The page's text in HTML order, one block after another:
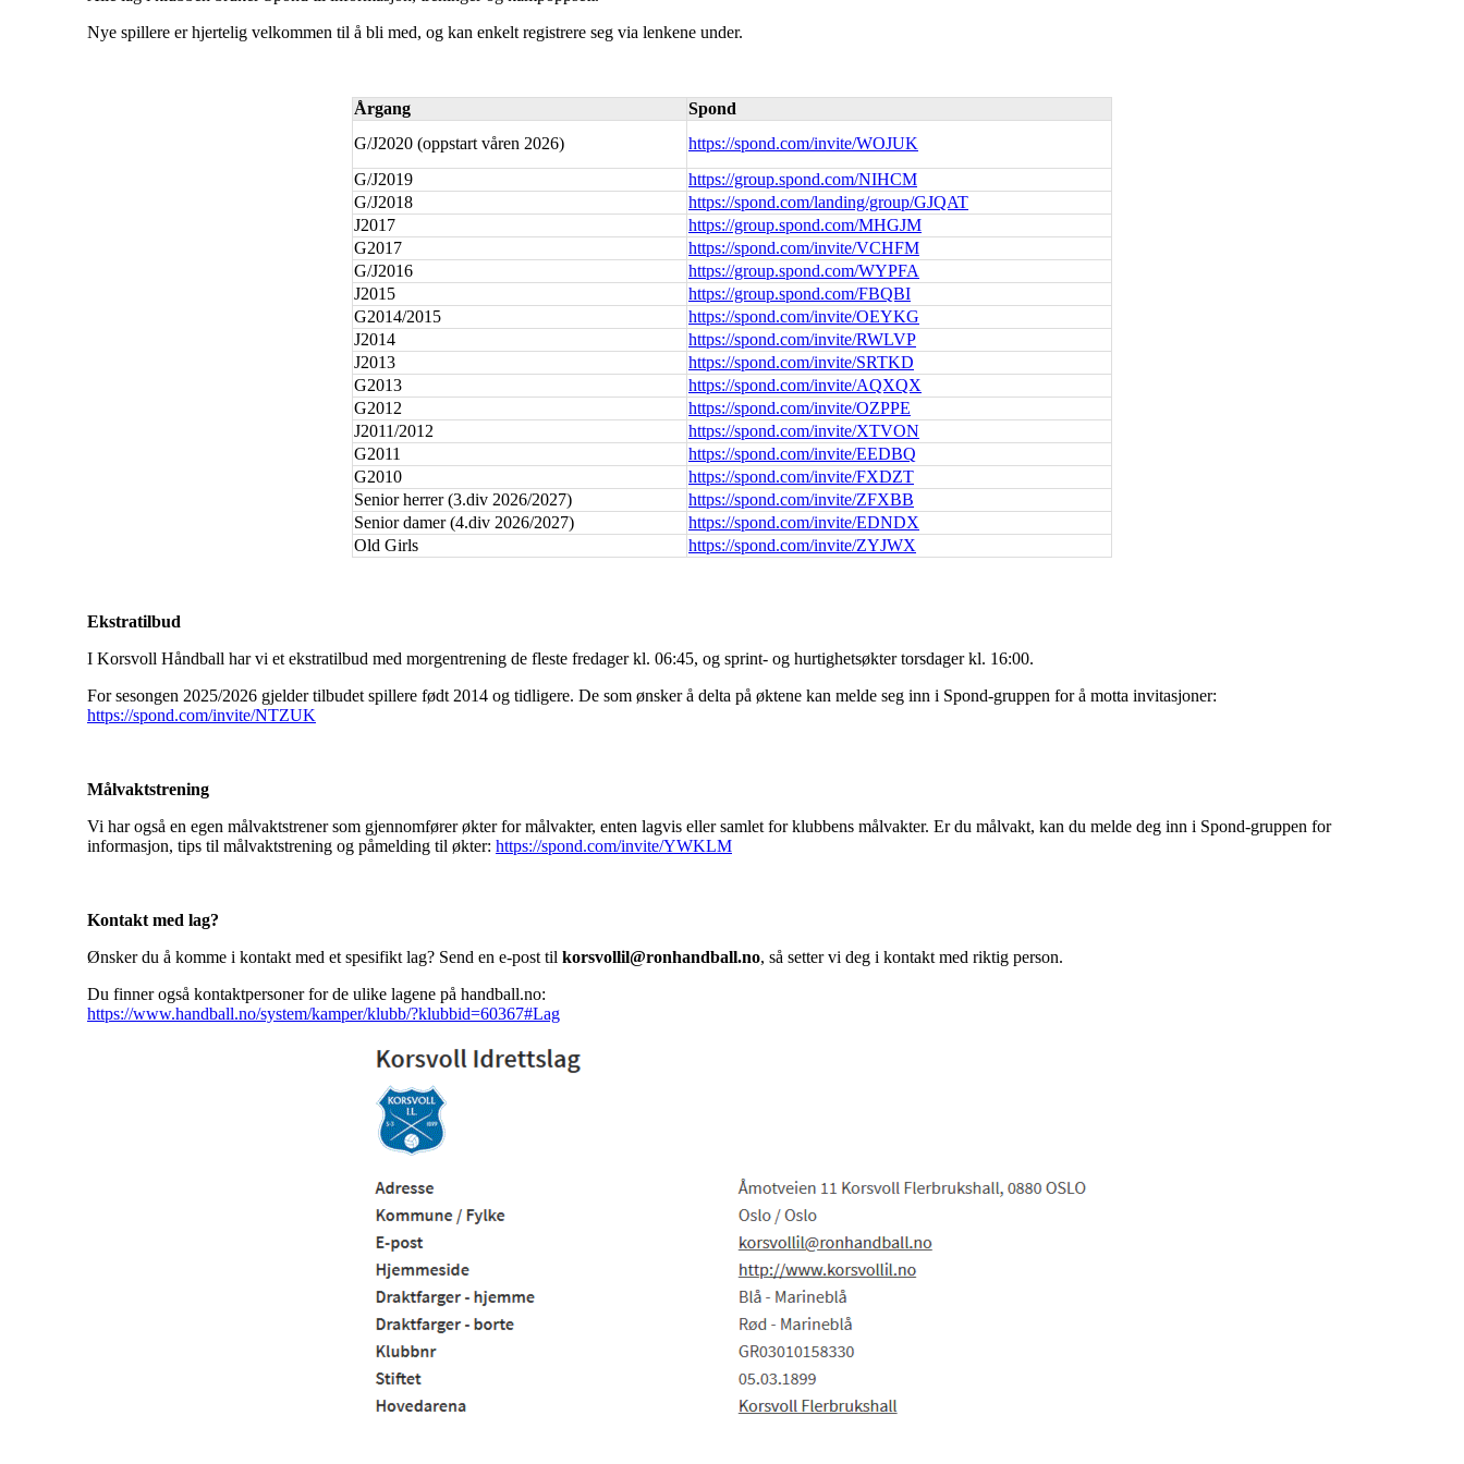
Nye spillere er hjertelig velkommen til å bli med, og kan enkelt registrere seg via lenkene under.
Årgang
Spond
G/J2020 (oppstart våren 2026)
https://spond.com/invite/WOJUK
G/J2019
https://group.spond.com/NIHCM
G/J2018
https://spond.com/landing/group/GJQAT
J2017
https://group.spond.com/MHGJM
G2017
https://spond.com/invite/VCHFM
G/J2016
https://group.spond.com/WYPFA
J2015
https://group.spond.com/FBQBI
G2014/2015
https://spond.com/invite/OEYKG
J2014
https://spond.com/invite/RWLVP
J2013
https://spond.com/invite/SRTKD
G2013
https://spond.com/invite/AQXQX
G2012
https://spond.com/invite/OZPPE
J2011/2012
https://spond.com/invite/XTVON
G2011
https://spond.com/invite/EEDBQ
G2010
https://spond.com/invite/FXDZT
Senior herrer (3.div 2026/2027)
https://spond.com/invite/ZFXBB
Senior damer (4.div 2026/2027)
https://spond.com/invite/EDNDX
Old Girls
https://spond.com/invite/ZYJWX
Ekstratilbud
I Korsvoll Håndball har vi et ekstratilbud med morgentrening de fleste fredager kl. 06:45, og sprint- og hurtighetsøkter torsdager kl. 16:00.
For sesongen 2025/2026 gjelder tilbudet spillere født 2014 og tidligere. De som ønsker å delta på øktene kan melde seg inn i Spond-gruppen for å motta invitasjoner:
https://spond.com/invite/NTZUK
Målvaktstrening
Vi har også en egen målvaktstrener som gjennomfører økter for målvakter, enten lagvis eller samlet for klubbens målvakter. Er du målvakt, kan du melde deg inn i Spond-gruppen for
informasjon, tips til målvaktstrening og påmelding til økter: https://spond.com/invite/YWKLM
Kontakt med lag?
Ønsker du å komme i kontakt med et spesifikt lag? Send en e-post til korsvollil@ronhandball.no, så setter vi deg i kontakt med riktig person.
Du finner også kontaktpersoner for de ulike lagene på handball.no:
https://www.handball.no/system/kamper/klubb/?klubbid=60367#Lag